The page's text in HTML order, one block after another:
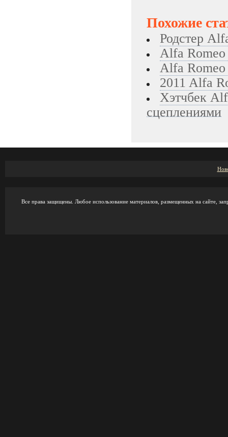
Похожие
Родстер
Alfa
Alfa
2011 Alfa
Хэтчбек
сцеплениями
Все права защищены. Любое использование материалов, размещенных на сайте,